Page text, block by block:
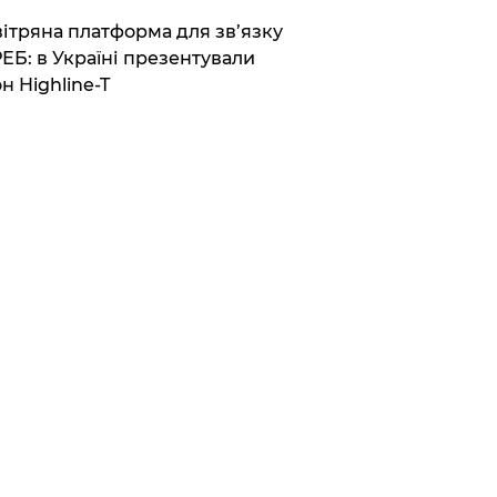
платформа для зв’язку
в Україні презентували
Highline-T